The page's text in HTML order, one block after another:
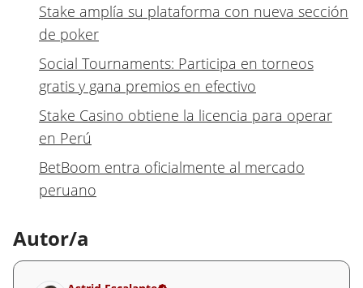
Stake amplía su plataforma con nueva sección
de poker
Social Tournaments: Participa en torneos
gratis y gana premios en efectivo
Stake Casino obtiene la licencia para operar
en Perú
BetBoom entra oficialmente al mercado
peruano
Autor/a